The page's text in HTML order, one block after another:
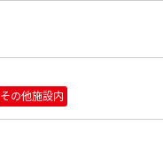
その他施設内